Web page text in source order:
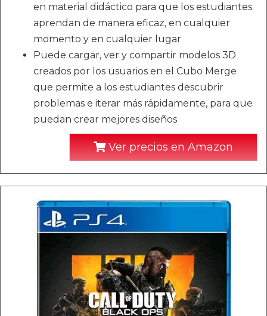
en material didáctico para que los estudiantes
aprendan de manera eficaz, en cualquier
momento y en cualquier lugar
Puede cargar, ver y compartir modelos 3D
creados por los usuarios en el Cubo Merge
que permite a los estudiantes descubrir
problemas e iterar más rápidamente, para que
puedan crear mejores diseños
Ver precios en Amazon